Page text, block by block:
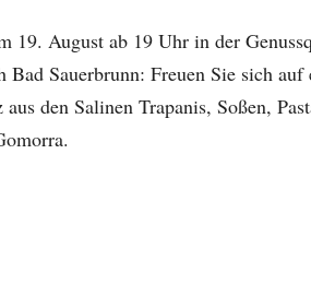
19. August ab 19 Uhr in der
Bad Sauerbrunn: Freuen Sie sich
den Salinen Trapanis, Soßen,